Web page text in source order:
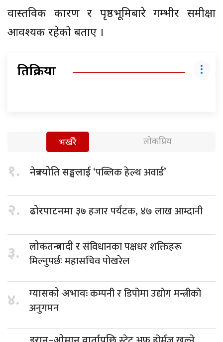
वास्तविक कारण र पृष्ठभूमिबारे गम्भीर समीक्षा
आवश्यक रहेको बताए ।
प्रतिक्रिया
भर्खरै लोकप्रिय
१. नेत्रज्योति सङ्घलाई ‘पब्लिक हेल्थ अवार्ड’
२. ढोरपाटनमा ३७ हजार पर्यटक, ४७ लाख आम्दानी
३. लोकतन्त्रवादी रसंविधानका पक्षधर शक्तिहरू
मिल्नुपर्छः महासचिव पोखरेल
४. ग्यासको अभावःकम्पनी र डिपोमा उद्योग मन्त्रीको
अनुगमन